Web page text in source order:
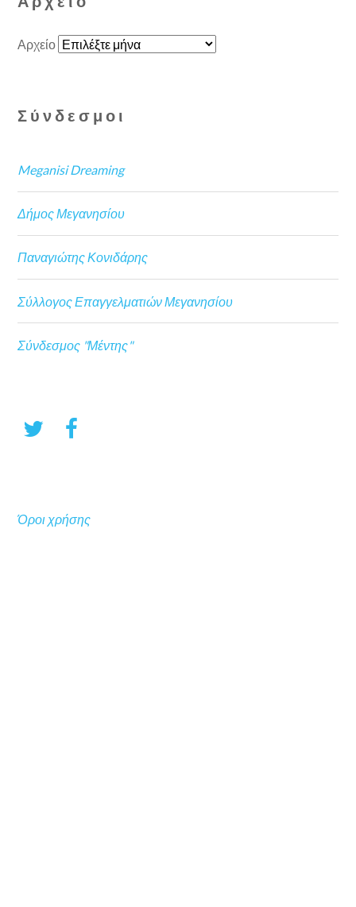
Αρχείο
Σύνδεσμοι
Meganisi Dreaming
Δήμος Μεγανησίου
Παναγιώτης Κονιδάρης
Σύλλογος Επαγγελματιών Μεγανησίου
Σύνδεσμος "Μέντης"
Όροι χρήσης